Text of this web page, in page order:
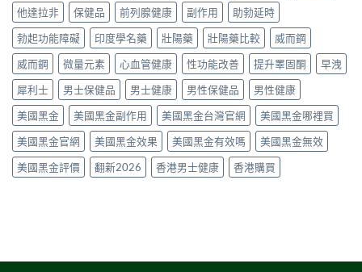
貨
購
買
指
南〉
中
指
南〉
中
時
噴
霧
購
指
南〉
中
物
比
較
2026：
服
藥、
噴
劑、
雙
效
片
點
他達拉非
保健品 前列腺健康 副作用
助勃延時
勃起功能障礙
印度學名藥 壯陽藥 壯陽藥比較
威而鋼
威而鋼
微量元素 心血管健康 性功能改善 提升睪固酮
早洩
犀利士
男士保健品 男士健康 男性保健品
男性健康
美國黑金
美國黑金副作用 美國黑金台灣官網
美國黑金哪裡買
美國黑金官網
美國黑金效果 美國黑金有效嗎
美國黑金無效
美國黑金評價
翻新2026 香港男士健康 香港購買